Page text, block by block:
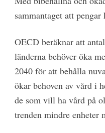
sammantaget att pengar
OECD beräknar att
länderna behöver öka
2040 för att behålla
ökar behoven av vård i
de som vill ha vård på
trenden mindre enheter